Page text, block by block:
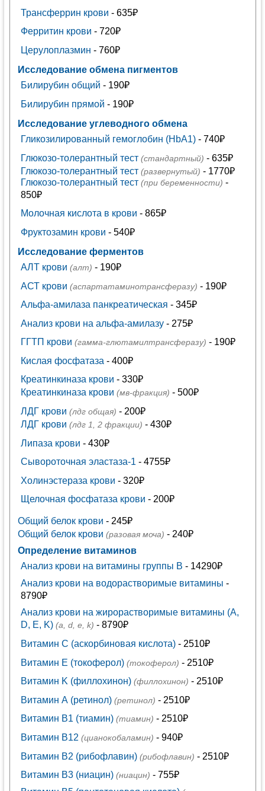
Трансферрин крови - 635₽
Ферритин крови - 720₽
Церулоплазмин - 760₽
Исследование обмена пигментов
Билирубин общий - 190₽
Билирубин прямой - 190₽
Исследование углеводного обмена
Гликозилированный гемоглобин (HbA1)- 740₽
Глюкозо-толерантный тест (стандартный) - 635₽
Глюкозо-толерантный тест (развернутый) - 1770₽
Глюкозо-толерантный тест (при беременности) -
850₽
Молочная кислота в крови - 865₽
Фруктозамин крови - 540₽
Исследование ферментов
АЛТ крови (алт) - 190₽
АСТ крови (аспартатаминотрансферазу) - 190₽
Альфа-амилаза панкреатическая - 345₽
Анализ крови на альфа-амилазу- 275₽
ГГТП крови (гамма-глютамилтрансферазу) - 190₽
Кислая фосфатаза - 400₽
Креатинкиназа крови - 330₽
Креатинкиназа крови (мв-фракция) - 500₽
ЛДГ крови (лдг общая) - 200₽
ЛДГ крови (лдг 1, 2 фракции) - 430₽
Липаза крови - 430₽
Сывороточная эластаза-1 - 4755₽
Холинэстераза крови - 320₽
Щелочная фосфатаза крови - 200₽
Общий белок крови - 245₽
Общий белок крови (разовая моча) - 240₽
Определение витаминов
Анализ крови на витамины группы B - 14290₽
Анализ крови на водорастворимые витамины -
8790₽
Анализ крови на жирорастворимые витамины (A,
D, E, K) (a, d, e, k) - 8790₽
Витамин C (аскорбиновая кислота)- 2510₽
Витамин E (токоферол) (токоферол) - 2510₽
Витамин K (филлохинон) (филлохинон) - 2510₽
Витамин А (ретинол) (ретинол) - 2510₽
Витамин В1 (тиамин) (тиамин) - 2510₽
Витамин В12 (цианокобаламин) - 940₽
Витамин В2 (рибофлавин) (рибофлавин) - 2510₽
Витамин В3 (ниацин) (ниацин) - 755₽